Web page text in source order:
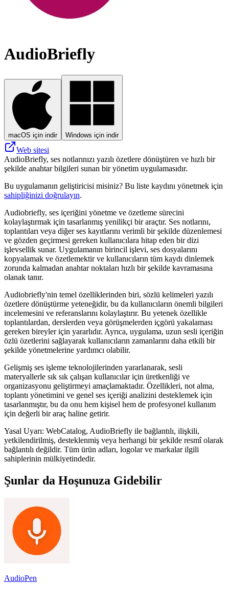
AudioBriefly
macOS için indir Windows için indir
Web sitesi
AudioBriefly, ses notlarınızı yazılı özetlere dönüştüren ve hızlı bir
şekilde anahtar bilgileri sunan bir yönetim uygulamasıdır.
Bu uygulamanın geliştiricisi misiniz? Bu liste kaydını yönetmek için
sahipliğinizi doğrulayın.
Audiobriefly, ses içeriğini yönetme ve özetleme sürecini
kolaylaştırmak için tasarlanmış yenilikçi bir araçtır. Ses notlarını,
toplantıları veya diğer ses kayıtlarını verimli bir şekilde düzenlemesi
ve gözden geçirmesi gereken kullanıcılara hitap eden bir dizi
işlevsellik sunar. Uygulamanın birincil işlevi, ses dosyalarını
kopyalamak ve özetlemektir ve kullanıcıların tüm kaydı dinlemek
zorunda kalmadan anahtar noktaları hızlı bir şekilde kavramasına
olanak tanır.
Audiobriefly'nin temel özelliklerinden biri, sözlü kelimeleri yazılı
özetlere dönüştürme yeteneğidir, bu da kullanıcıların önemli bilgileri
incelemesini ve referanslarını kolaylaştırır. Bu yetenek özellikle
toplantılardan, derslerden veya görüşmelerden içgörü yakalaması
gereken bireyler için yararlıdır. Ayrıca, uygulama, uzun sesli içeriğin
özlü özetlerini sağlayarak kullanıcıların zamanlarını daha etkili bir
şekilde yönetmelerine yardımcı olabilir.
Gelişmiş ses işleme teknolojilerinden yararlanarak, sesli
materyallerle sık sık çalışan kullanıcılar için üretkenliği ve
organizasyonu geliştirmeyi amaçlamaktadır. Özellikleri, not alma,
toplantı yönetimini ve genel ses içeriği analizini desteklemek için
tasarlanmıştır, bu da onu hem kişisel hem de profesyonel kullanım
için değerli bir araç haline getirir.
Yasal Uyarı: WebCatalog, AudioBriefly ile bağlantılı, ilişkili,
yetkilendirilmiş, desteklenmiş veya herhangi bir şekilde resmî olarak
bağlantılı değildir. Tüm ürün adları, logolar ve markalar ilgili
sahiplerinin mülkiyetindedir.
Şunlar da Hoşunuza Gidebilir
AudioPen